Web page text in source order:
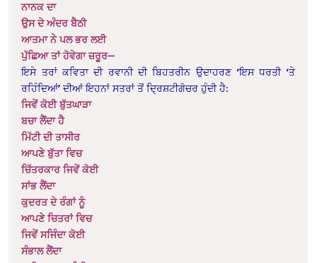
ਨਾਨਕ ਦਾ
ਉਸ ਦੇ ਅੰਦਰ ਬੈਠੀ
ਆਤਮਾ ਨੇ ਪਲ ਭਰ ਲਈ
ਪੁੱਛਿਆ ਤਾਂ ਹੋਵੇਗਾ ਜ਼ਰੂਰ—
ਇਸੇ ਤਰਾਂ ਕਵਿਤਾ ਦੀ ਰਵਾਨੀ ਦੀ ਬਿਹਤਰੀਨ ਉਦਾਹਰਣ ‘ਇਸ ਧਰਤੀ ‘ਤੇ
ਰਹਿੰਦਿਆਂ’ ਦੀਆਂ ਇਹਨਾਂ ਸਤਰਾਂ ਤੋਂ ਦ੍ਰਿਸ਼ਟੀਗੋਚਰ ਹੁੰਦੀ ਹੈ:
ਜਿਵੇਂ ਕੋਈ ਬੁੱਤਘਾੜਾ
ਬਚਾ ਲੈਂਦਾ ਹੈ
ਮਿੱਟੀ ਦੀ ਤਾਸੀਰ
ਆਪਣੇ ਬੁੱਤਾ ਵਿਚ
ਚਿੱਤਰਕਾਰ ਜਿਵੇਂ ਕੋਈ
ਸਾਂਭ ਲੈਂਦਾ
ਕੁਦਰਤ ਦੇ ਰੰਗਾਂ ਨੂੰ
ਆਪਣੇ ਚਿਤਰਾਂ ਵਿਚ
ਜਿਵੇਂ ਸਜਿੰਦਾ ਕੋਈ
ਸੰਭਾਲ ਲੈਂਦਾ